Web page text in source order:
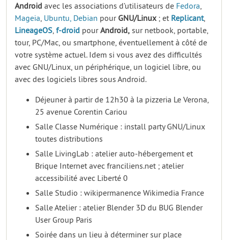
Android avec les associations d’utilisateurs de Fedora,
Mageia, Ubuntu, Debian pour GNU/Linux; et Replicant,
LineageOS, f-droid pourAndroid, sur netbook, portable,
tour, PC/Mac, ou smartphone, éventuellement à côté de
votre système actuel. Idem si vous avez des difficultés
avec GNU/Linux, un périphérique, un logiciel libre, ou
avec des logiciels libres sous Android.
Déjeuner à partir de 12h30 à la pizzeria Le Verona,
25 avenue Corentin Cariou
Salle Classe Numérique : install party GNU/Linux
toutes distributions
Salle LivingLab : atelier auto-hébergement et
Brique Internet avec franciliens.net ; atelier
accessibilité avec Liberté 0
Salle Studio : wikipermanence Wikimedia France
Salle Atelier : atelier Blender 3D du BUG Blender
User Group Paris
Soirée dans un lieu à déterminer sur place